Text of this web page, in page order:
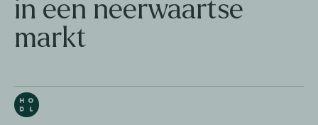
in een neerwaartse
markt